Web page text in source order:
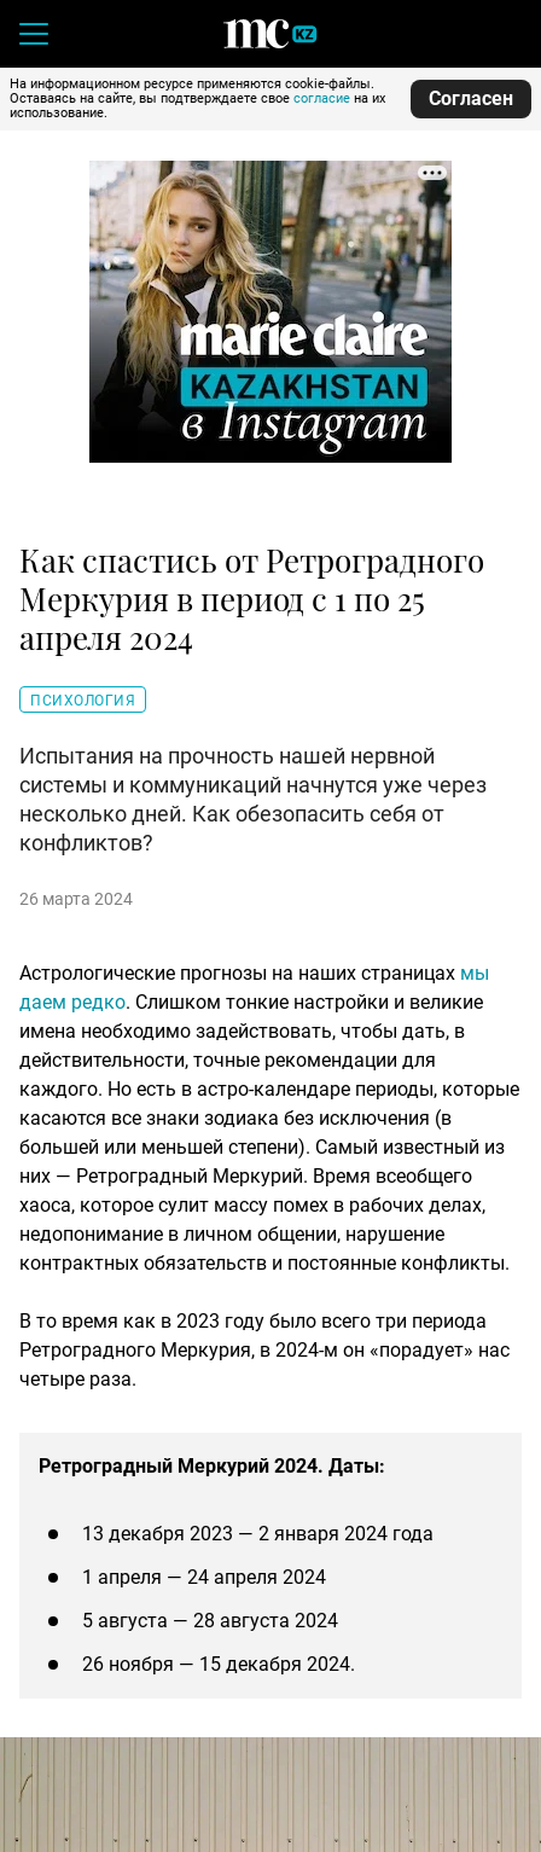
На информационном ресурсе применяются cookie-файлы.
Оставаясь на сайте, вы подтверждаете свое согласие на их
использование.
Согласен
Как спастись от Ретроградного
Меркурия в период с 1 по 25
апреля 2024
ПСИХОЛОГИЯ
Испытания на прочность нашей нервной
системы и коммуникаций начнутся уже через
несколько дней. Как обезопасить себя от
конфликтов?
26 марта 2024
Астрологические прогнозы на наших страницах мы
даем редко. Слишком тонкие настройки и великие
имена необходимо задействовать, чтобы дать, в
действительности, точные рекомендации для
каждого. Но есть в астро-календаре периоды, которые
касаются все знаки зодиака без исключения (в
большей или меньшей степени). Самый известный из
них — Ретроградный Меркурий. Время всеобщего
хаоса, которое сулит массу помех в рабочих делах,
недопонимание в личном общении, нарушение
контрактных обязательств и постоянные конфликты.
В то время как в 2023 году было всего три периода
Ретроградного Меркурия, в 2024-м он «порадует» нас
четыре раза.
Ретроградный Меркурий 2024. Даты:
13 декабря 2023 — 2 января 2024 года
1 апреля — 24 апреля 2024
5 августа — 28 августа 2024
26 ноября — 15 декабря 2024.